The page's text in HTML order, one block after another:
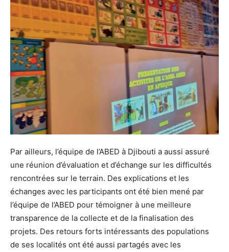
Par ailleurs, l’équipe de l’ABED à Djibouti a aussi assuré
une réunion d’évaluation et d’échange sur les difficultés
rencontrées sur le terrain. Des explications et les
échanges avec les participants ont été bien mené par
l’équipe de l’ABED pour témoigner à une meilleure
transparence de la collecte et de la finalisation des
projets. Des retours forts intéressants des populations
de ses localités ont été aussi partagés avec les